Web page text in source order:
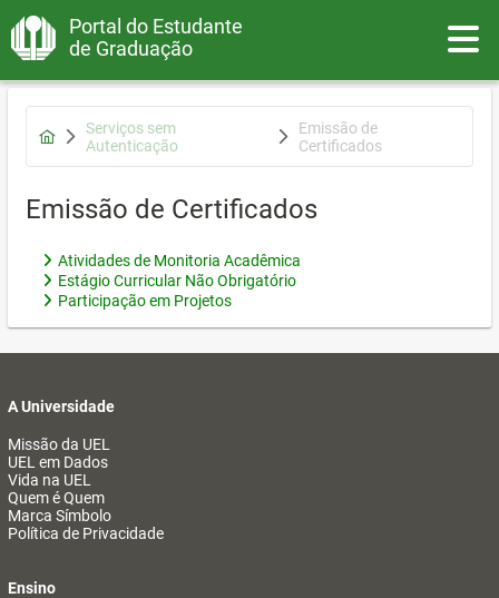
Portal do Estudante
de Graduação
Serviços sem
Autenticação
Emissão de
Certificados
Emissão de Certificados
Atividades de Monitoria Acadêmica
Estágio Curricular Não Obrigatório
Participação em Projetos
A Universidade
Missão da UEL
UEL em Dados
Vida na UEL
Quem é Quem
Marca Símbolo
Política de Privacidade
Ensino